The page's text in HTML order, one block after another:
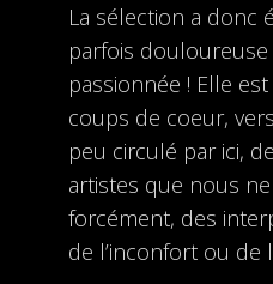
La sélection a donc
parfois
passionnée ! Elle
coups de coeur,
peu circulé par ici,
artistes que nous
forcément, des
de l’inconfort ou de